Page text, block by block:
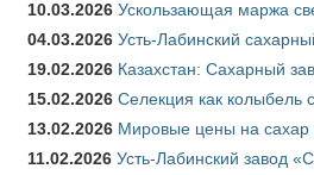
10.03.2026 Ускользающая маржа
04.03.2026 Усть-Лабинский
19.02.2026 Казахстан: Сахарный
15.02.2026 Селекция как колыбель
13.02.2026 Мировые цены на сахар
11.02.2026 Усть-Лабинский завод